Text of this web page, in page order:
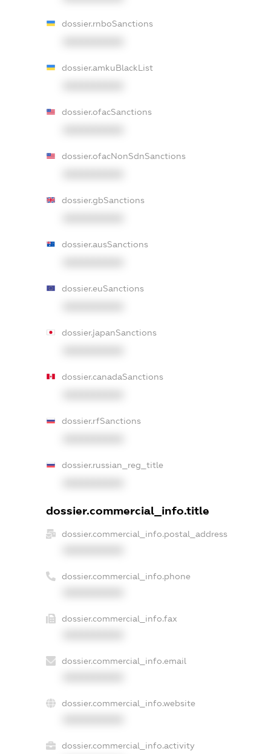
dossier.rnboSanctions
dossier.amkuBlackList
dossier.ofacSanctions
dossier.ofacNonSdnSanctions
dossier.gbSanctions
dossier.ausSanctions
dossier.euSanctions
dossier.japanSanctions
dossier.canadaSanctions
dossier.rfSanctions
dossier.russian_reg_title
dossier.commercial_info.title
dossier.commercial_info.postal_address
dossier.commercial_info.phone
dossier.commercial_info.fax
dossier.commercial_info.email
dossier.commercial_info.website
dossier.commercial_info.activity